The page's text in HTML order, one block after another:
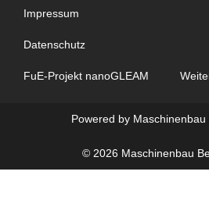
Impressum
Datenschutz
FuE-Projekt nanoGLEAM
Powered by
© 2026 Maschinenbau